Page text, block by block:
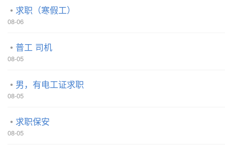
求职（寒假工）
08-06
普工 司机
08-05
男，有电工证求职
08-05
求职保安
08-05